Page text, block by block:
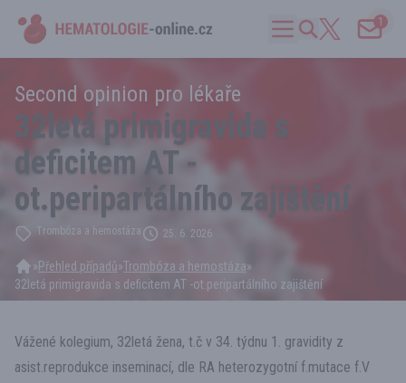
1
Second opinion pro lékaře
32letá primigravida s
deficitem AT -
ot.peripartálního zajištění
Trombóza a hemostáza 25. 6. 2026
»Přehled případů»Trombóza a hemostáza»
32letá primigravida s deficitem AT -ot.peripartálního zajištění
Vážené kolegium, 32letá žena, t.č v 34. týdnu 1. gravidity z
asist.reprodukce inseminací, dle RA heterozygotní f.mutace f.V